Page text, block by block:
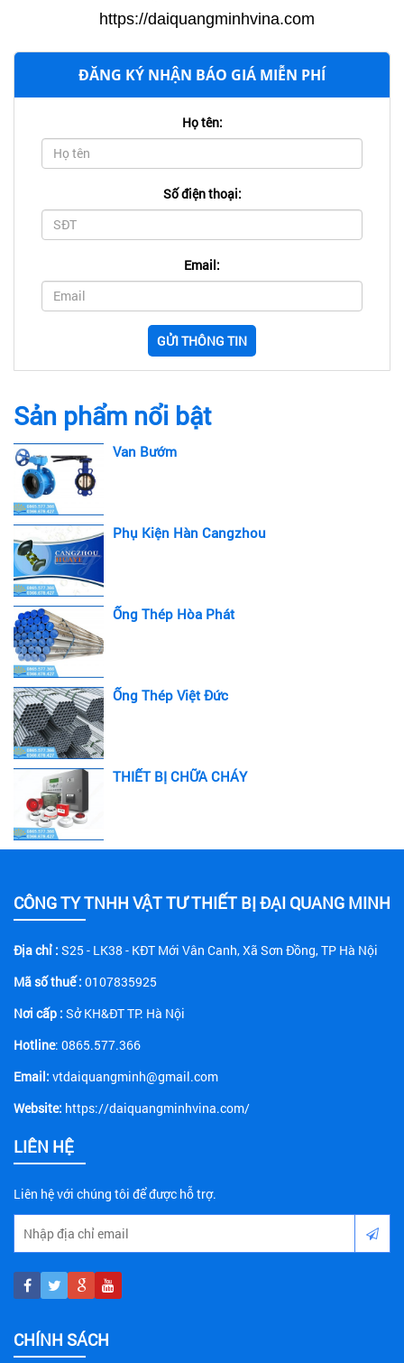
https://daiquangminhvina.com
ĐĂNG KÝ NHẬN BÁO GIÁ MIỄN PHÍ
Họ tên:
Số điện thoại:
Email:
GỬI THÔNG TIN
Sản phẩm nổi bật
Van Bướm
Phụ Kiện Hàn Cangzhou
Ống Thép Hòa Phát
Ống Thép Việt Đức
THIẾT BỊ CHỮA CHÁY
CÔNG TY TNHH VẬT TƯ THIẾT BỊ ĐẠI QUANG MINH
Địa chỉ : S25 - LK38 - KĐT Mới Vân Canh, Xã Sơn Đồng, TP Hà Nội
Mã số thuế : 0107835925
Nơi cấp : Sở KH&ĐT TP. Hà Nội
Hotline: 0865.577.366
Email: vtdaiquangminh@gmail.com
Website: https://daiquangminhvina.com/
LIÊN HỆ
Liên hệ với chúng tôi để được hỗ trợ.
CHÍNH SÁCH